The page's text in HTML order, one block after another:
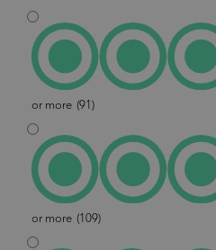
or more (91)
or more (109)